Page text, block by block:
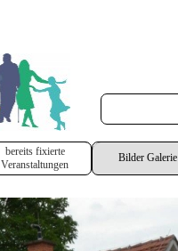
bereits fixierte
Veranstaltungen
Bilder Galerie